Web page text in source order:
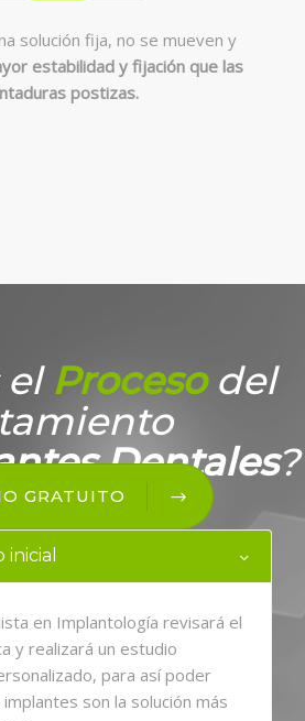
solución fija, no se mueven y
estabilidad y fijación que las
postizas.
el Procesodel
Dentales?
GRATUITO
inicial
en Implantología revisará el
y realizará un estudio
para así poder
son la solución más